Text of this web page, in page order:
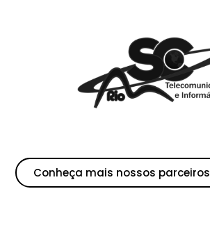
Conheça mais nossos parceiros